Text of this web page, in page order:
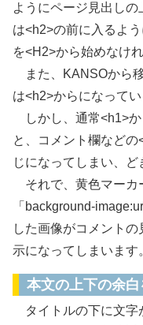
ようにページ見出し
は<h2>の前に入るよ
を<H2>から始めなけ
また、KANSOから
は<h2>からになってい
しかし、通常<h1>か
と、コメント欄など
じになってしまい、ど
それで、黄色マーカ
「background-
した画像がコメント
示になってしまいます
本文の上下の余白
タイトルの下に文字